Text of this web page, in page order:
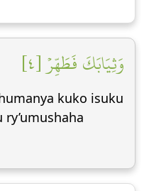
وَثِيَابَكَ فَطَهِّرۡ [٤]
kuko isuku